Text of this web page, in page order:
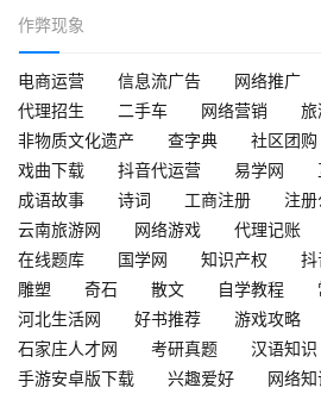
作弊现象
电商运营 信息流广告 网络推广
代理招生
二手车 网络营销
非物质文化遗产
查字典 社区团购
戏曲下载
抖音代运营 易学网
成语故事
诗词 工商注册 注
云南旅游网
网络游戏 代理记账
在线题库
国学网 知识产权
雕塑
奇石 散文 自学教程
河北生活网
好书推荐 游戏攻略
石家庄人才网
考研真题 汉语知识
手游安卓版下载
兴趣爱好
网络知